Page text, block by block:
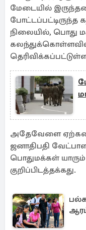
மேடையில்
போட்டப்பட்டிருந்த
நிலையில், பொது
அதேவேளை
ஜனாதிபதி
பொதுமக்கள்
குறிப்பிடத்தக்கது.